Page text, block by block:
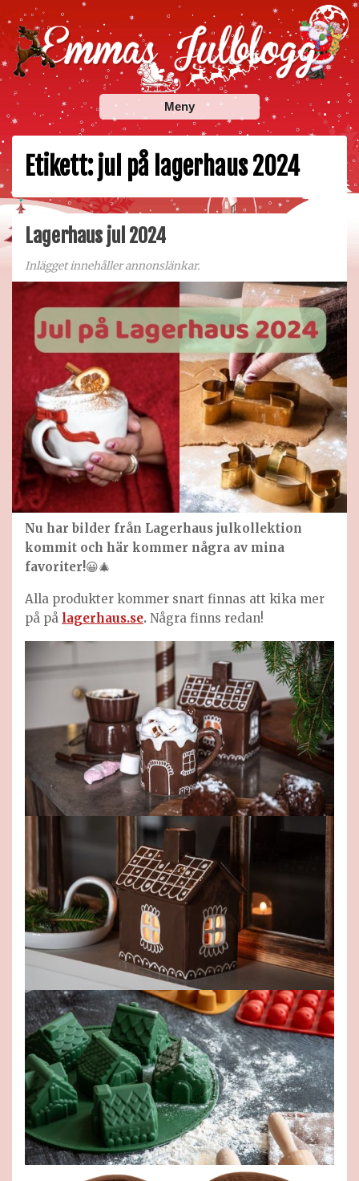
Skip
to
content
Emmas Julblogg
Julbloggar om julnyheter, julklappstips, julkalendrar,
adventskalendrar , julpyssel och julrecept!
Meny
Etikett:jul på lagerhaus 2024
Lagerhaus jul 2024
Inlägget innehåller annonslänkar.
Nu har bilder från Lagerhaus julkollektion
kommit och här kommer några av mina
favoriter!😀🎄
Alla produkter kommer snart finnas att kika mer
på på lagerhaus.se. Några finns redan!